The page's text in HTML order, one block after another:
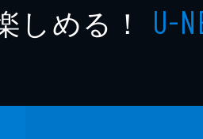
しめる！ U-